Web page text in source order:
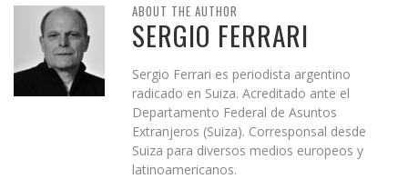
ABOUT THE AUTHOR
SERGIO FERRARI
Sergio Ferrari es periodista argentino
radicado en Suiza. Acreditado ante el
Departamento Federal de Asuntos
Extranjeros (Suiza). Corresponsal desde
Suiza para diversos medios europeos y
latinoamericanos.